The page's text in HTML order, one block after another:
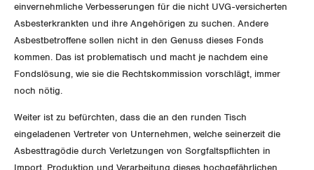
Tessin
Thurgau
Uri
einvernehmliche Verbesserungen für die nicht UVG-versicherten
Asbesterkrankten und ihre Angehörigen zu suchen. Andere
Asbestbetroffene sollen nicht in den Genuss dieses Fonds
kommen. Das ist problematisch und macht je nachdem eine
Fondslösung, wie sie die Rechtskommission vorschlägt, immer
noch nötig.
Weiter ist zu befürchten, dass die an den runden Tisch
eingeladenen Vertreter von Unternehmen, welche seinerzeit die
Asbesttragödie durch Verletzungen von Sorgfaltspflichten in
Import, Produktion und Verarbeitung dieses hochgefährlichen